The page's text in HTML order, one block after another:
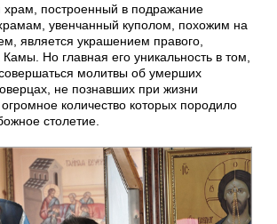
храм, построенный в подражание
увенчанный куполом, похожим на
является украшением правого,
Камы. Но главная его уникальность в том,
молитвы об умерших
не познавших при жизни
количество которых породило
столетие.